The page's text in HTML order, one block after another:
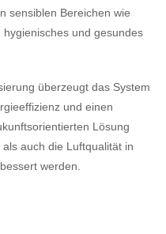
sensiblen Bereichen wie
und gesundes
überzeugt das System
und einen
Lösung
auch die Luftqualität in
werden.